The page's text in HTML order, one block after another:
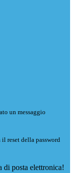
un messaggio
reset della password
di posta elettronica!